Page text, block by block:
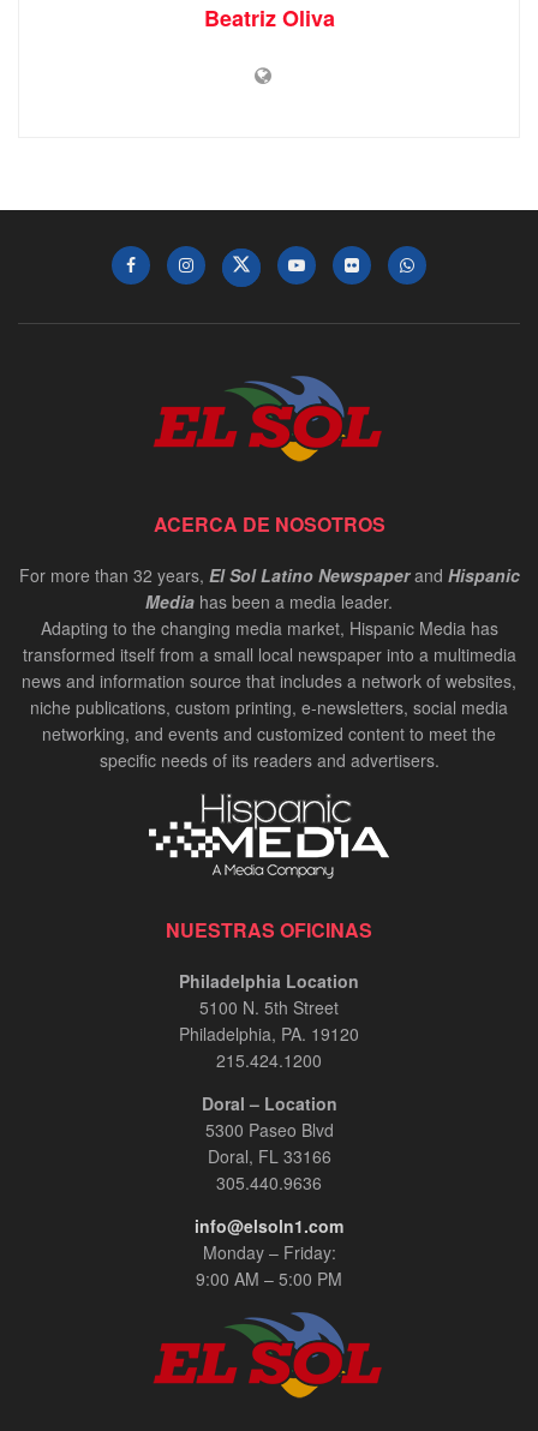
Beatriz Oliva
ACERCA DE NOSOTROS
For more than 32 years, El Sol Latino Newspaperand Hispanic
Media has been a media leader.
Adapting to the changing media market, Hispanic Media has
transformed itself from a small local newspaper into a multimedia
news and information source that includes a network of websites,
niche publications, custom printing, e-newsletters, social media
networking, and events and customized content to meet the
specific needs of its readers and advertisers.
NUESTRAS OFICINAS
Philadelphia Location
5100 N. 5th Street
Philadelphia, PA. 19120
215.424.1200
Doral – Location
5300 Paseo Blvd
Doral, FL 33166
305.440.9636
info@elsoln1.com
Monday – Friday:
9:00 AM – 5:00 PM